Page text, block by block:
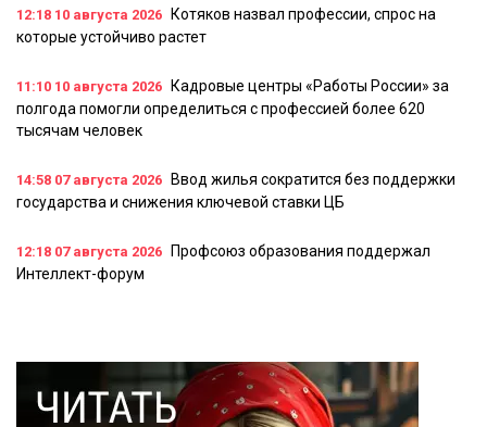
12:18 10 августа 2026
Котяков назвал профессии, спрос на
которые устойчиво растет
11:10 10 августа 2026
Кадровые центры «Работы России» за
полгода помогли определиться с профессией более 620
тысячам человек
14:58 07 августа 2026
Ввод жилья сократится без поддержки
государства и снижения ключевой ставки ЦБ
12:18 07 августа 2026
Профсоюз образования поддержал
Интеллект-форум